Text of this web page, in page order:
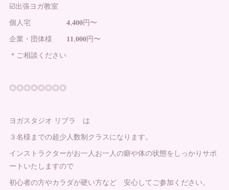
☑️出張ヨガ教室
個人宅 𝟒,𝟒𝟎𝟎円〜
企業・団体様 𝟏𝟏,𝟎𝟎𝟎円〜
＊ご相談ください
◎◎◎◎◎◎◎◎
ヨガスタジオ リブラ は
３名様までの超少人数制クラスになります。
インストラクターがお一人お一人の癖や体の状態をしっかりサポ
ートいたしますので
初心者の方やカラダが硬い方など 安心してご参加ください。